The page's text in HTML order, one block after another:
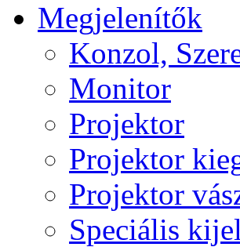
Megjelenítők
Konzol,
Monitor
Projektor
Projektor
Projektor
Speciális